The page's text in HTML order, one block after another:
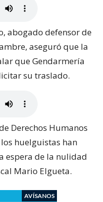
abogado defensor de
aseguró que la
que Gendarmería
su traslado.
Derechos Humanos
huelguistas han
espera de la nulidad
Mario Elgueta.
AVÍSANOS